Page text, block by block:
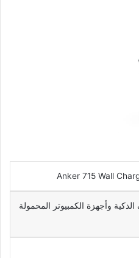
Anker 715 Wall
الذكية وأجهزة الكمبيوتر المحمولة